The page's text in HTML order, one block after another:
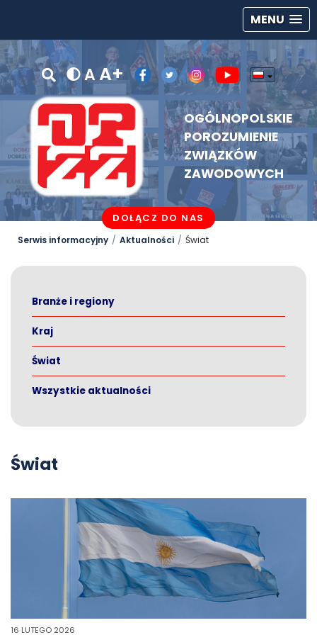
MENU
A A+
OGÓLNOPOLSKIE
POROZUMIENIE
ZWIĄZKÓW
ZAWODOWYCH
DOŁĄCZ DO NAS
Serwis informacyjny Aktualności Świat
Branże i regiony
Kraj
Świat
Wszystkie aktualności
Świat
16 LUTEGO 2026